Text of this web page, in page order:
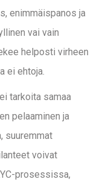
enimmäispanos ja
vai vain
helposti virheen
ei ehtoja.
tarkoita samaa
pelaaminen ja
suuremmat
voivat
prosessissa,